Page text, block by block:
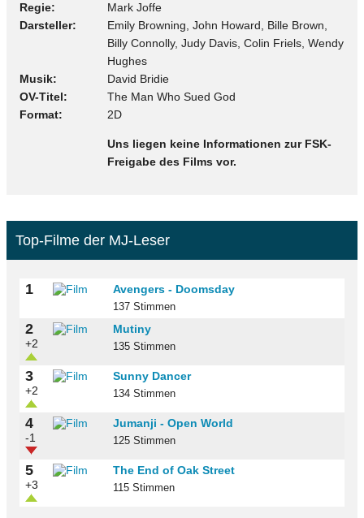
Regie
Mark Joffe
Darsteller
Emily Browning, John Howard, Bille Brown,
Billy Connolly, Judy Davis, Colin Friels, Wendy
Hughes
Musik
David Bridie
OV-Titel
The Man Who Sued God
Format
2D
Uns liegen keine Informationen zur FSK-
Freigabe des Films vor.
Top-Filme der MJ-Leser
1 Avengers - Doomsday
137 Stimmen
2
+2
Mutiny
135 Stimmen
3
+2
Sunny Dancer
134 Stimmen
4
-1
Jumanji - Open World
125 Stimmen
5
+3
The End of Oak Street
115 Stimmen